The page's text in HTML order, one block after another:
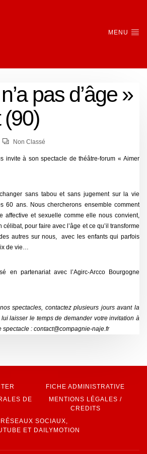
MENU
pas d’âge »
(90)
Non Classé
invite à son spectacle de théâtre-forum « Aimer
sans tabou et sans jugement sur la vie
60 ans. Nous chercherons ensemble comment
affective et sexuelle comme elle nous convient,
célibat, pour faire avec l’âge et ce qu’il transforme
autres sur nous, avec les enfants qui parfois
de vie…
en partenariat avec l’Agirc-Arcco Bourgogne
spectacles, contactez plusieurs jours avant la
laisser le temps de demander votre invitation à
spectacle : contact@compagnie-naje.fr
FICHE ADMINISTRATIVE
DE
MENTIONS LÉGALES /
CREDITS
RÉSEAUX SOCIAUX,
ET DAILYMOTION